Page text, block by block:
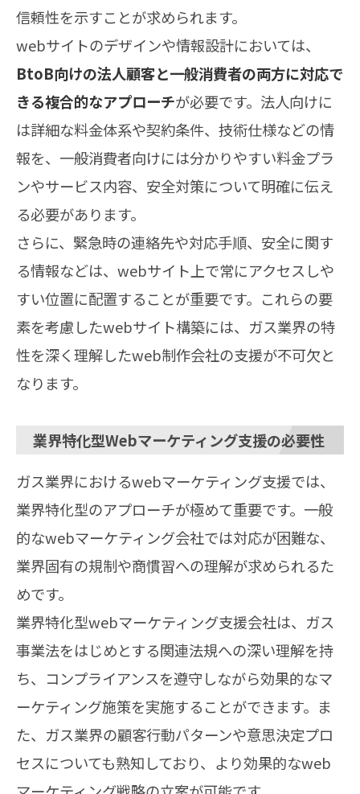
信頼性を示すことが求められます。
webサイトのデザインや情報設計においては、
BtoB向けの法人顧客と一般消費者の両方に対応で
きる複合的なアプローチが必要です。法人向けに
は詳細な料金体系や契約条件、技術仕様などの情
報を、一般消費者向けには分かりやすい料金プラ
ンやサービス内容、安全対策について明確に伝え
る必要があります。
さらに、緊急時の連絡先や対応手順、安全に関す
る情報などは、webサイト上で常にアクセスしや
すい位置に配置することが重要です。これらの要
素を考慮したwebサイト構築には、ガス業界の特
性を深く理解したweb制作会社の支援が不可欠と
なります。
業界特化型Webマーケティング支援の必要性
ガス業界におけるwebマーケティング支援では、
業界特化型のアプローチが極めて重要です。一般
的なwebマーケティング会社では対応が困難な、
業界固有の規制や商慣習への理解が求められるた
めです。
業界特化型webマーケティング支援会社は、ガス
事業法をはじめとする関連法規への深い理解を持
ち、コンプライアンスを遵守しながら効果的なマ
ーケティング施策を実施することができます。ま
た、ガス業界の顧客行動パターンや意思決定プロ
セスについても熟知しており、より効果的なweb